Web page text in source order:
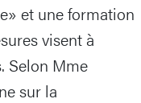
et une formation
visent à
Selon Mme
sur la